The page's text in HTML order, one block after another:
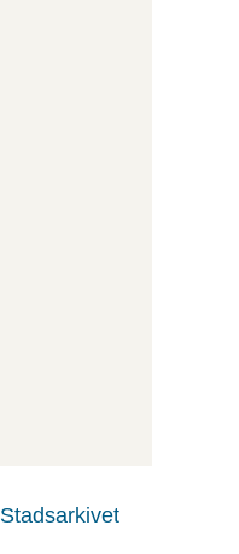
Stadsarkivet